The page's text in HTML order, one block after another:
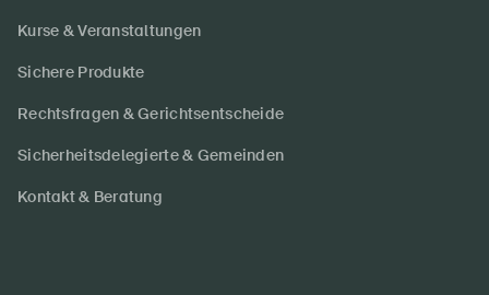
Kurse & Veranstaltungen
Sichere Produkte
Rechtsfragen & Gerichtsentscheide
Sicherheitsdelegierte & Gemeinden
Kontakt & Beratung